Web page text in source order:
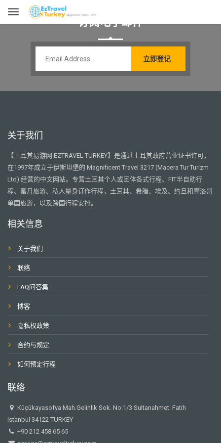
订阅电子邮件
关于我们
【土耳其易游网 EZTRAVEL TURKEY】是通过土耳其政府营业证书许可，
在1997年成立于伊斯坦堡的 Magnificent Travel 3217 (Macera Tur Turizm
Ltd) 经营的中文网站。专营土耳其个人或团体各式行程、FIT半自助行
程、蜜月旅游、私人量身订作行程，土耳其、希腊、埃及、约旦和摩洛哥
单国旅游，以及跨国行程安排。
相关信息
关于我们
联络
FAQ问答集
博客
隐私权政策
合约与规定
如何预定行程
联络
Küçükayasofya Mah.Gelinlik Sok. No:1/3 Sultanahmet. Fatih
Istanbul 34122 TURKEY
+90 212 458 65 65